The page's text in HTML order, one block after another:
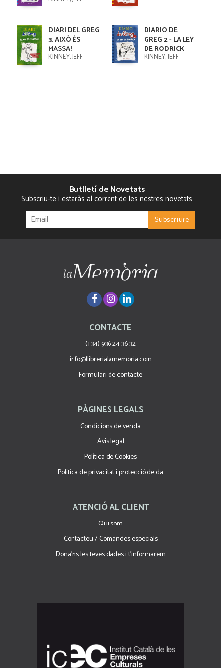
DIARI DEL GREG
3. AIXÒ ÉS
MASSA!
KINNEY, JEFF
DIARIO DE
GREG 2 - LA LEY
DE RODRICK
KINNEY, JEFF
Butlletí de Novetats
Subscriu-te i estaràs al corrent de les nostres novetats
CONTACTE
(+34) 936 24 36 32
info@llibrerialamemoria.com
Formulari de contacte
PÀGINES LEGALS
Condicions de venda
Avís legal
Política de Cookies
Política de privacitat i protecció de da
ATENCIÓ AL CLIENT
Qui som
Contacteu / Comandes especials
Dona'ns les teves dades i t'informarem